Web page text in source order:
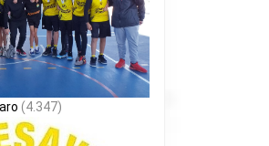
(4.347)